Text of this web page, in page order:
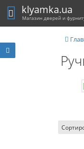
klyamka.ua
Магазин дверей и